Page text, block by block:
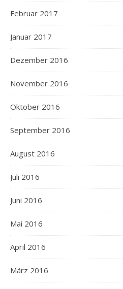
Februar 2017
Januar 2017
Dezember 2016
November 2016
Oktober 2016
September 2016
August 2016
Juli 2016
Juni 2016
Mai 2016
April 2016
März 2016